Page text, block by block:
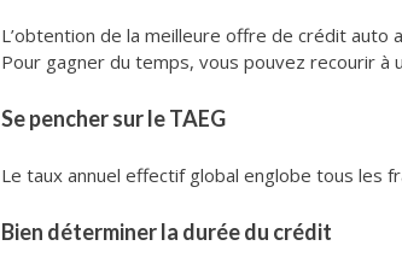
L’obtention de la meilleure offre de crédit
Pour gagner du temps, vous pouvez recourir à
Se pencher sur le TAEG
Le taux annuel effectif global englobe tous les
Bien déterminer la durée du crédit